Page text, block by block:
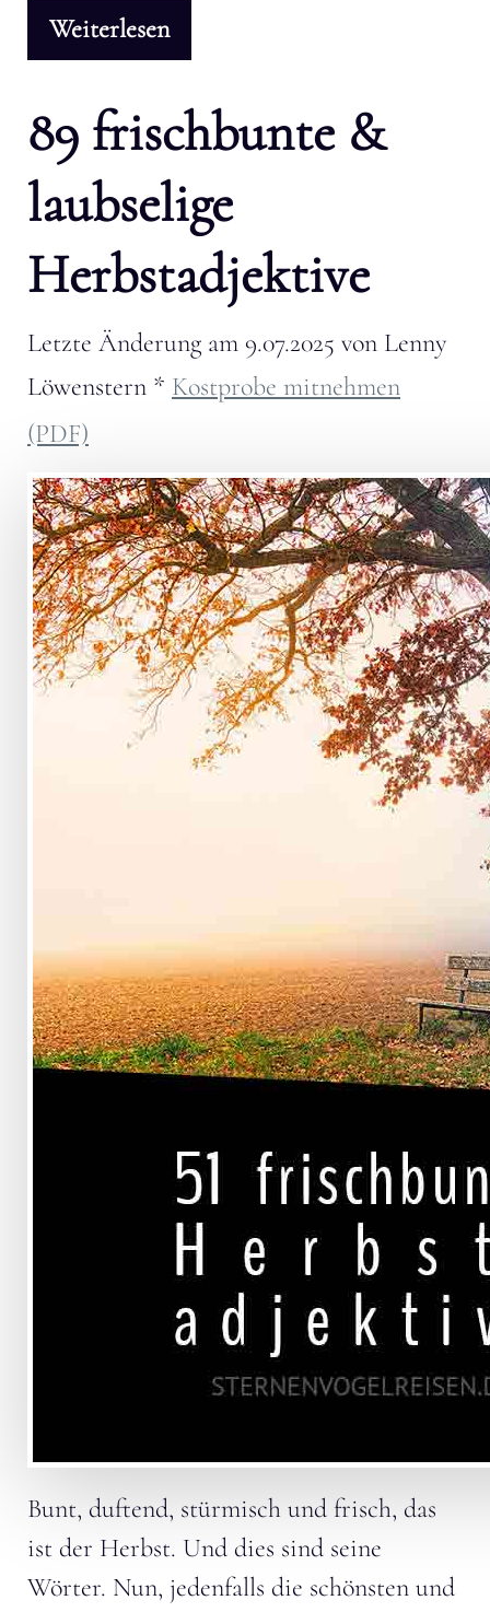
Weiterlesen
89 frischbunte &
laubselige
Herbstadjektive
Letzte Änderung am 9.07.2025 von Lenny
Löwenstern * Kostprobe mitnehmen
(PDF)
Bunt, duftend, stürmisch und frisch, das
ist der Herbst. Und dies sind seine
Wörter. Nun, jedenfalls die schönsten und